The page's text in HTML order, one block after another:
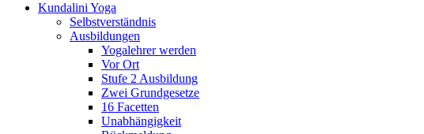
Kundalini Yoga
Selbstverständnis
Ausbildungen
Yogalehrer werden
Vor Ort
Stufe 2 Ausbildung
Zwei Grundgesetze
16 Facetten
Unabhängigkeit